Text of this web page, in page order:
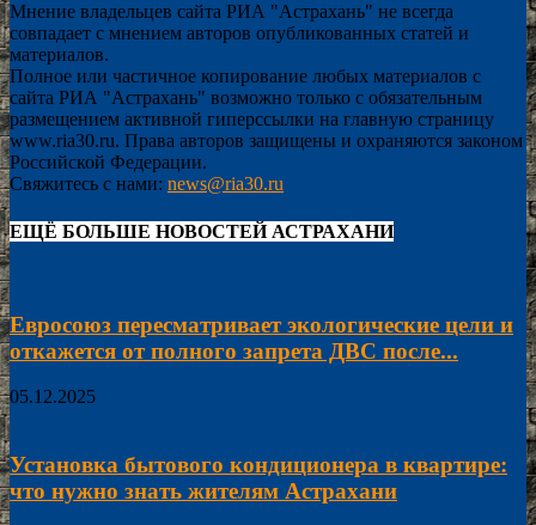
Мнение владельцев сайта РИА "Астрахань" не всегда
совпадает с мнением авторов опубликованных статей и
материалов.
Полное или частичное копирование любых материалов с
сайта РИА "Астрахань" возможно только с обязательным
размещением активной гиперссылки на главную страницу
www.ria30.ru. Права авторов защищены и охраняются законом
Российской Федерации.
Свяжитесь с нами: news@ria30.ru
ЕЩЁ БОЛЬШЕ НОВОСТЕЙ АСТРАХАНИ
Евросоюз пересматривает экологические цели и
откажется от полного запрета ДВС после...
05.12.2025
Установка бытового кондиционера в квартире:
что нужно знать жителям Астрахани